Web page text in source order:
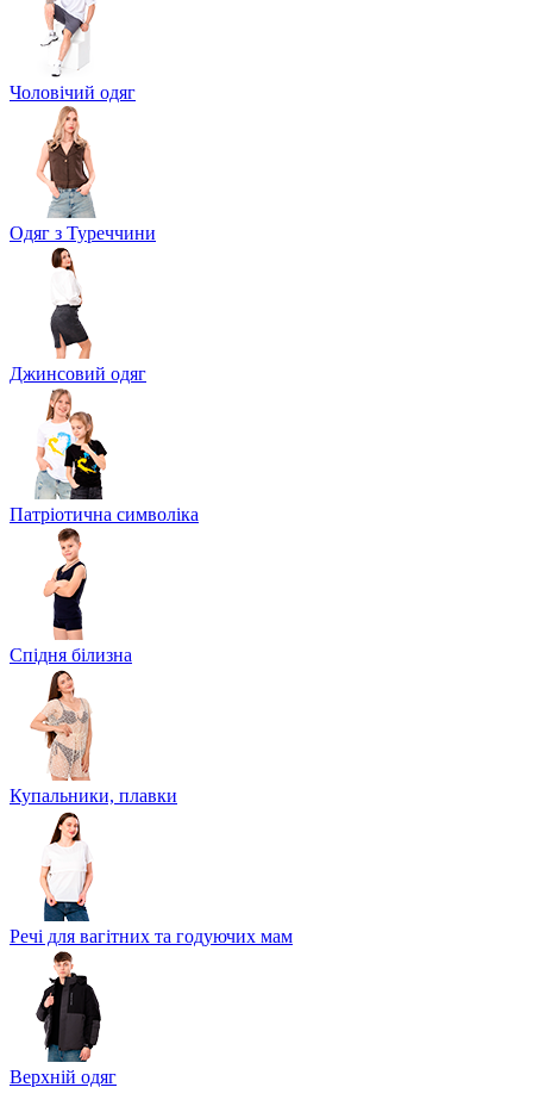
Чоловічий одяг
Одяг з Туреччини
Джинсовий одяг
Патріотична символіка
Спідня білизна
Купальники, плавки
Речі для вагітних та годуючих мам
Верхній одяг